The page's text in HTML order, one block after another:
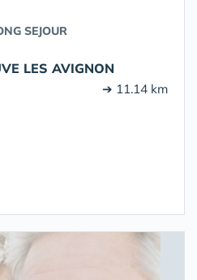
SEJOUR
LES AVIGNON
➔ 11.14 km